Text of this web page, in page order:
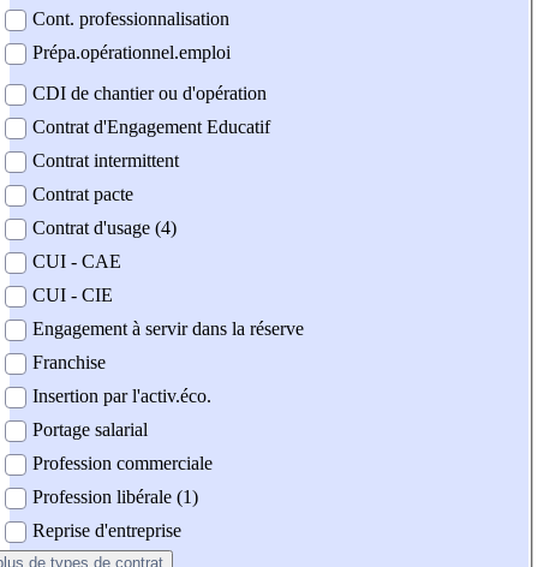
Cont. professionnalisation
Prépa.opérationnel.emploi
CDI de chantier ou d'opération
Contrat d'Engagement Educatif
Contrat intermittent
Contrat pacte
Contrat d'usage (4)
CUI - CAE
CUI - CIE
Engagement à servir dans la réserve
Franchise
Insertion par l'activ.éco.
Portage salarial
Profession commerciale
Profession libérale (1)
Reprise d'entreprise
de types de contrat